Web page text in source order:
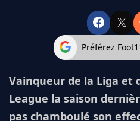
Préférez
Vainqueur de la Liga et
League la saison
pas chamboulé son